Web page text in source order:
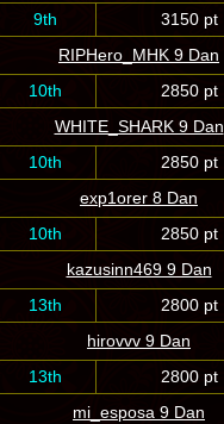
9th
3150 pt
RIPHero_MHK 9 Dan
10th
2850 pt
WHITE_SHARK 9 Dan
10th
2850 pt
exp1orer 8 Dan
10th
2850 pt
kazusinn469 9 Dan
13th
2800 pt
hirovvv 9 Dan
13th
2800 pt
mi_esposa 9 Dan